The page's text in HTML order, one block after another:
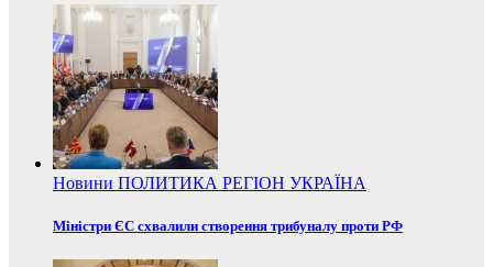
Новини ПОЛИТИКА РЕГІОН УКРАЇНА
Міністри ЄС схвалили створення трибуналу проти РФ